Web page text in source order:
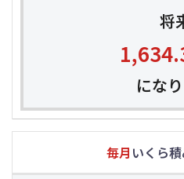
将
にな
毎月 いくら